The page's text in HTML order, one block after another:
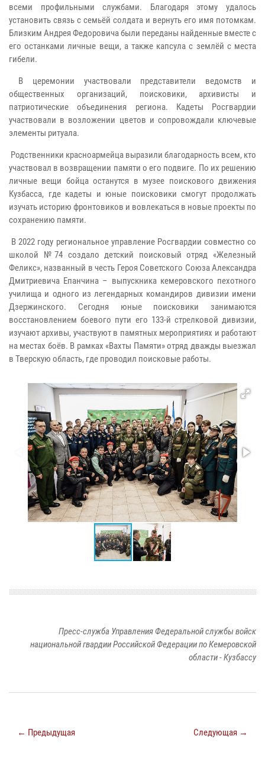
всеми профильными службами. Благодаря этому удалось
установить связь с семьёй солдата и вернуть его имя потомкам.
Близким Андрея Федоровича были переданы найденные вместе с
его останками личные вещи, а также капсула с землёй с места
гибели.
В церемонии участвовали представители ведомств и
общественных организаций, поисковики, архивисты и
патриотические объединения региона. Кадеты Росгвардии
участвовали в возложении цветов и сопровождали ключевые
элементы ритуала.
Родственники красноармейца выразили благодарность всем, кто
участвовал в возвращении памяти о его подвиге. По их решению
личные вещи бойца останутся в музее поискового движения
Кузбасса, где кадеты и юные поисковики смогут продолжать
изучать историю фронтовиков и вовлекаться в новые проекты по
сохранению памяти.
В 2022 году региональное управление Росгвардии совместно со
школой №74 создало детский поисковый отряд «Железный
Феликс», названный в честь Героя Советского Союза Александра
Дмитриевича Епанчина – выпускника кемеровского пехотного
училища и одного из легендарных командиров дивизии имени
Дзержинского. Сегодня юные поисковики занимаются
восстановлением боевого пути его 133-й стрелковой дивизии,
изучают архивы, участвуют в памятных мероприятиях и работают
на местах боёв. В рамках «Вахты Памяти» отряд дважды выезжал
в Тверскую область, где проводил поисковые работы.
Пресс-служба Управления Федеральной службы войск
национальной гвардии Российской Федерации по Кемеровской
области - Кузбассу
← Предыдущая Следующая →